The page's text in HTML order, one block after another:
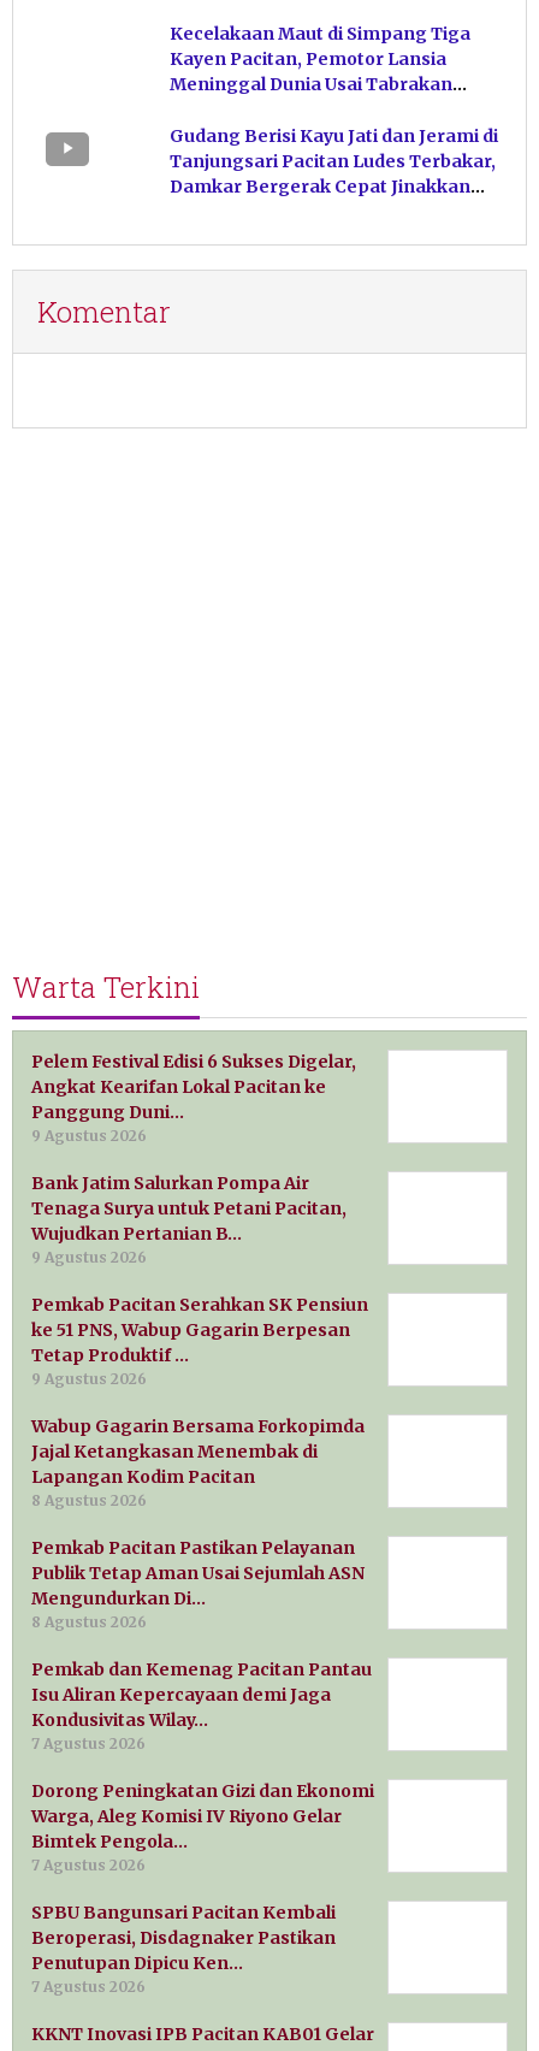
Kecelakaan Maut di Simpang Tiga
Kayen Pacitan, Pemotor Lansia
Meninggal Dunia Usai Tabrakan
Gudang Berisi Kayu Jati dan Jerami di
Tanjungsari Pacitan Ludes Terbakar,
Damkar Bergerak Cepat Jinakkan
Komentar
Warta Terkini
Pelem Festival Edisi 6 Sukses Digelar,
Angkat Kearifan Lokal Pacitan ke
Panggung Duni…
9 Agustus 2026
Bank Jatim Salurkan Pompa Air
Tenaga Surya untuk Petani Pacitan,
Wujudkan Pertanian B…
9 Agustus 2026
Pemkab Pacitan Serahkan SK Pensiun
ke 51 PNS, Wabup Gagarin Berpesan
Tetap Produktif …
9 Agustus 2026
Wabup Gagarin Bersama Forkopimda
Jajal Ketangkasan Menembak di
Lapangan Kodim Pacitan
8 Agustus 2026
Pemkab Pacitan Pastikan Pelayanan
Publik Tetap Aman Usai Sejumlah ASN
Mengundurkan Di…
8 Agustus 2026
Pemkab dan Kemenag Pacitan Pantau
Isu Aliran Kepercayaan demi Jaga
Kondusivitas Wilay…
7 Agustus 2026
Dorong Peningkatan Gizi dan Ekonomi
Warga, Aleg Komisi IV Riyono Gelar
Bimtek Pengola…
7 Agustus 2026
SPBU Bangunsari Pacitan Kembali
Beroperasi, Disdagnaker Pastikan
Penutupan Dipicu Ken…
7 Agustus 2026
KKNT Inovasi IPB Pacitan KAB01 Gelar